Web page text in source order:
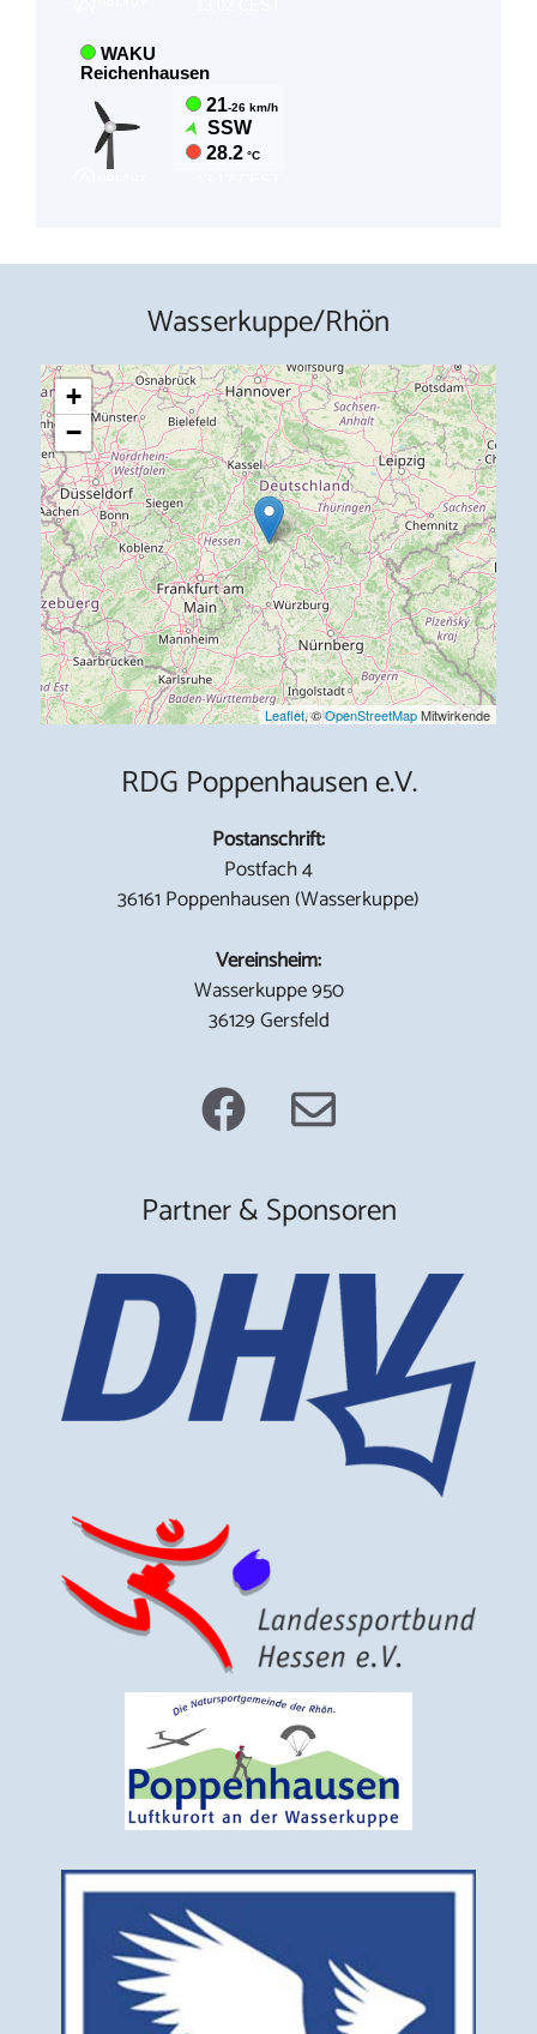
Wasserkuppe/Rhön
+
−
Leaflet, ©OpenStreetMapMitwirkende
RDG Poppenhausen e.V.
Postanschrift:
Postfach 4
36161 Poppenhausen (Wasserkuppe)
Vereinsheim:
Wasserkuppe 950
36129 Gersfeld
Partner & Sponsoren